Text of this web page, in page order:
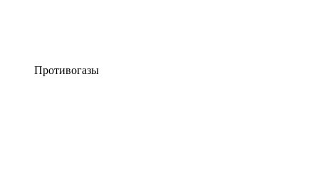
Противогазы